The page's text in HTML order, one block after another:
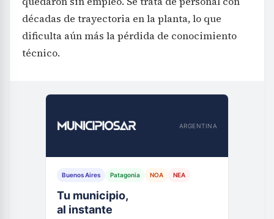
décadas de trayectoria en la planta, lo que
dificulta aún más la pérdida de conocimiento
técnico.
ARGENTINA
Buenos Aires Patagonia NOA NEA
Tu municipio,
al instante